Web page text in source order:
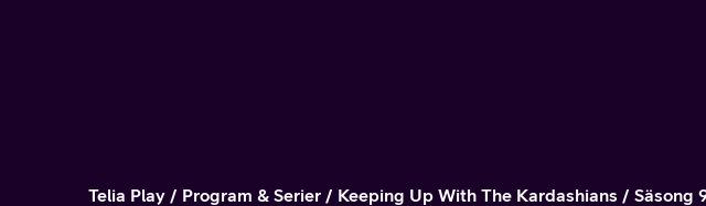
Telia Play Program & Serier Keeping Up With The Kardashians Säsong